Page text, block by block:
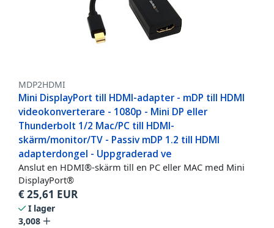
MDP2HDMI
Mini DisplayPort till HDMI-adapter - mDP till HDMI
videokonverterare - 1080p - Mini DP eller
Thunderbolt 1/2 Mac/PC till HDMI-
skärm/monitor/TV - Passiv mDP 1.2 till HDMI
adapterdongel - Uppgraderad ve
Anslut en HDMI®-skärm till en PC eller MAC med Mini
DisplayPort®
€25,61 EUR
I lager
3,008